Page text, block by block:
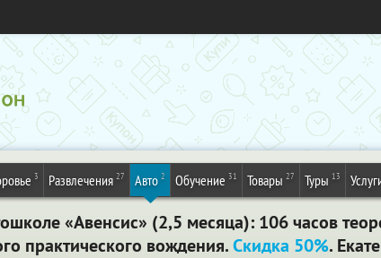
3 Развлечения 27 Авто 2 Обучение 31 Товары 27 Туры 13
«Авенсис» (2,5 месяца): 106 часов
практического вождения.Скидка 50%.